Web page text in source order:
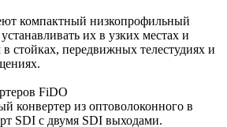
компактный низкопрофильный
их в узких местах и
стойках, передвижных телестудиях и
FiDO
конвертер из оптоволоконного в
SDI с двумя SDI выходами.